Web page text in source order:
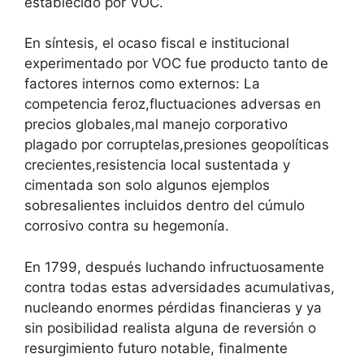
En síntesis, el ocaso fiscal e institucional
experimentado por VOC fue producto tanto de
factores internos como externos: La
competencia feroz,fluctuaciones adversas en
precios globales,mal manejo corporativo
plagado por corruptelas,presiones geopolíticas
crecientes,resistencia local sustentada y
cimentada son solo algunos ejemplos
sobresalientes incluidos dentro del cúmulo
corrosivo contra su hegemonía.
En 1799, después luchando infructuosamente
contra todas estas adversidades acumulativas,
nucleando enormes pérdidas financieras y ya
sin posibilidad realista alguna de reversión o
resurgimiento futuro notable, finalmente